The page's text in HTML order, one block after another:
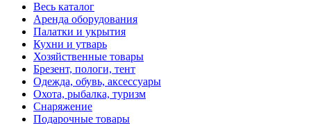
Весь каталог
Аренда оборудования
Палатки и укрытия
Кухни и утварь
Хозяйственные товары
Брезент, пологи, тент
Одежда, обувь, аксессуары
Охота, рыбалка, туризм
Снаряжение
Подарочные товары